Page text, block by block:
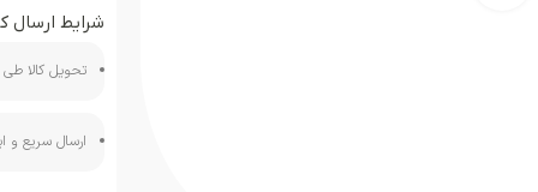
شرایط ارسال
تحویل کالا
ارسال سریع